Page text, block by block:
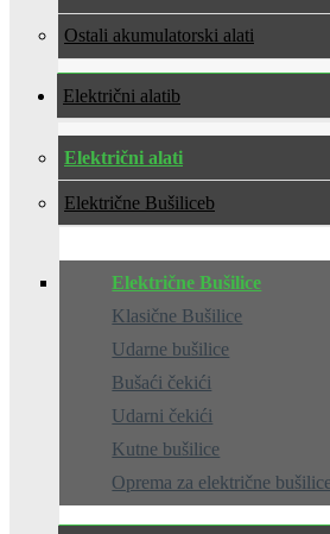
Ostali akumulatorski alati
Električni alati
Električni alati
Električne Bušilice
Električne Bušilice
Klasične Bušilice
Udarne bušilice
Bušaći čekići
Udarni čekići
Kutne bušilice
Oprema za električne